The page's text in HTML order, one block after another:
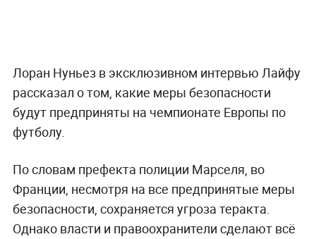
Лоран Нуньез в эксклюзивном интервью Лайфу
рассказал о том, какие меры безопасности
будут предприняты на чемпионате Европы по
футболу.
По словам префекта полиции Марселя, во
Франции, несмотря на все предпринятые меры
безопасности, сохраняется угроза теракта.
Однако власти и правоохранители сделают всё